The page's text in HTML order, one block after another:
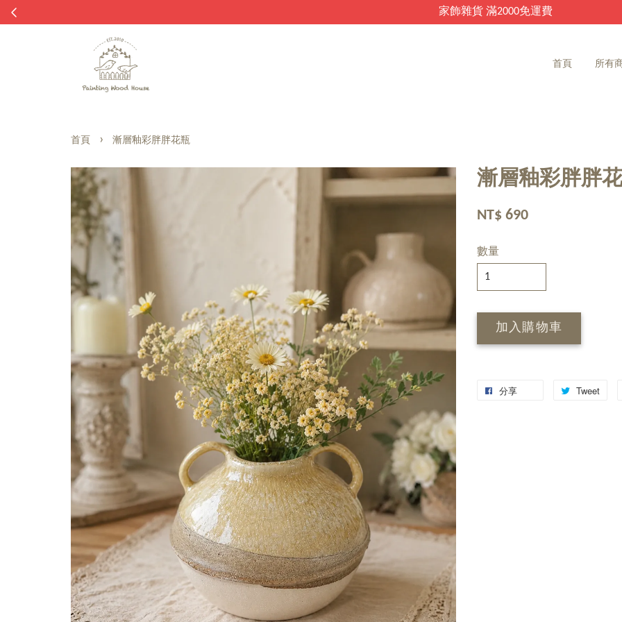
家飾雜貨 滿2000免運費
首頁 所有
首頁 › 漸層釉彩胖胖花瓶
漸層釉彩胖胖
NT$ 690
數量
加入購物車
分享 Tweet